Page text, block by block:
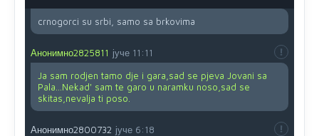
crnogorci su srbi, samo sa brkovima
Анонимно2825811 јуче 11:11
Ja sam rodjen tamo dje i gara,sad se pjeva Jovani sa
Pala...Nekad' sam te garo u naramku noso,sad se
skitas,nevalja ti poso.
Анонимно2800732 јуче 6:18